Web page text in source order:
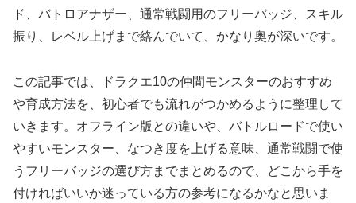
ド、バトロアナザー、通常戦闘用のフリーバッジ、スキル
振り、レベル上げまで絡んでいて、かなり奥が深いです。
この記事では、ドラクエ10の仲間モンスターのおすすめ
や育成方法を、初心者でも流れがつかめるように整理して
いきます。オフライン版との違いや、バトルロードで使い
やすいモンスター、なつき度を上げる意味、通常戦闘で使
うフリーバッジの選び方までまとめるので、どこから手を
付ければいいか迷っている方の参考になるかなと思いま